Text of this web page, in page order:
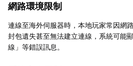
網路環境限制
連線至海外伺服器時，本地玩家常因網
封包遺失甚至無法建立連線，系統可能
線」等錯誤訊息。